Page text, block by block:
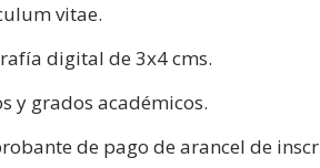
vitae.
digital de 3x4 cms.
y grados académicos.
de pago de arancel de